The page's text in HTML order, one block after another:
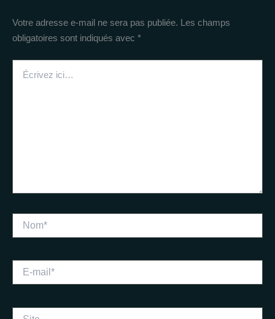
Votre adresse e-mail ne sera pas publiée. Les champs
obligatoires sont indiqués avec *
ici…
mail*